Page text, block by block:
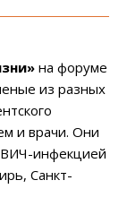
на форуме
из разных
и врачи. Они
инфекцией
Санкт-